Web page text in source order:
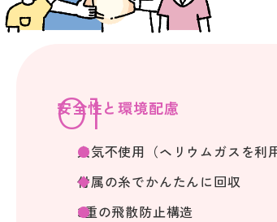
安全性と環境配慮
火気不使用（ヘリウムガスを利用
付属の糸でかんたんに回収
3重の飛散防止構造